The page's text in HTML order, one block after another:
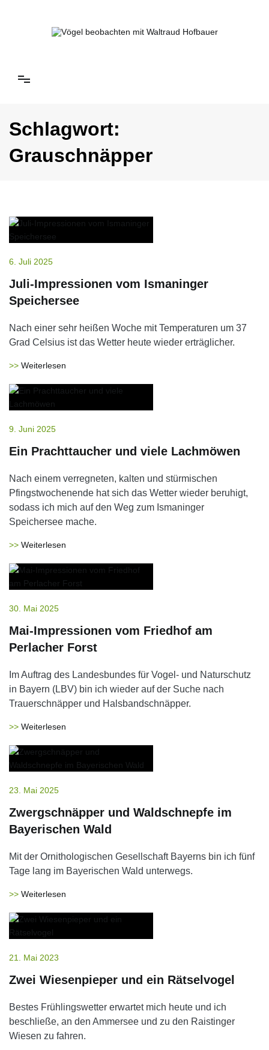
Schlagwort:
Grauschnäpper
6. Juli 2025
Juli-Impressionen vom Ismaninger
Speichersee
Nach einer sehr heißen Woche mit Temperaturen um 37
Grad Celsius ist das Wetter heute wieder erträglicher.
Weiterlesen
9. Juni 2025
Ein Prachttaucher und viele Lachmöwen
Nach einem verregneten, kalten und stürmischen
Pfingstwochenende hat sich das Wetter wieder beruhigt,
sodass ich mich auf den Weg zum Ismaninger
Speichersee mache.
Weiterlesen
30. Mai 2025
Mai-Impressionen vom Friedhof am
Perlacher Forst
Im Auftrag des Landesbundes für Vogel- und Naturschutz
in Bayern (LBV) bin ich wieder auf der Suche nach
Trauerschnäpper und Halsbandschnäpper.
Weiterlesen
23. Mai 2025
Zwergschnäpper und Waldschnepfe im
Bayerischen Wald
Mit der Ornithologischen Gesellschaft Bayerns bin ich fünf
Tage lang im Bayerischen Wald unterwegs.
Weiterlesen
21. Mai 2023
Zwei Wiesenpieper und ein Rätselvogel
Bestes Frühlingswetter erwartet mich heute und ich
beschließe, an den Ammersee und zu den Raistinger
Wiesen zu fahren.